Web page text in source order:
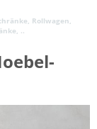
Rollwagen,
..